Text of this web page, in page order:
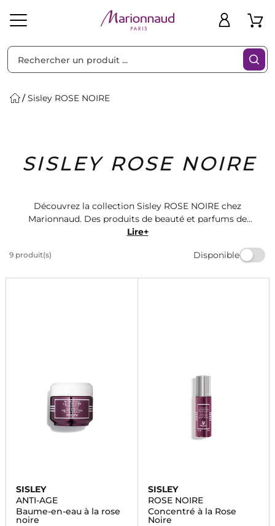
Solaire Homme Marques Idées
Cadeaux
Bons
Plans
Sisley ROSE NOIRE
SISLEY ROSE NOIRE
Découvrez la collection Sisley ROSE NOIRE chez
Marionnaud. Des produits de beauté et parfums de
luxe pour sublimer votre routine de soins. Retrouvez
de votre peau. Offrez-vous le luxe et l'élégance avec
Lire+
9 produit(s) Disponible
Filtres
SISLEY
ANTI-AGE
Baume-en-eau à la rose
noire
SISLEY
ROSE NOIRE
Concentré à la Rose
Noire